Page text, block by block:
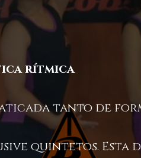
rítmica
tanto de
quintetos. Esta